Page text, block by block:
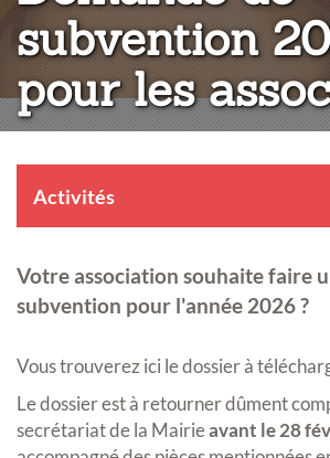
subvention
pour les
Activités
Votre association souhaite faire
subvention pour l'année 2026 ?
Vous trouverez ici le dossier à
Le dossier est à retourner dûment
secrétariat de la Mairieavant le 28